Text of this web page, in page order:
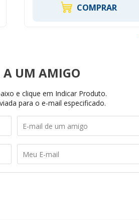
COMPRAR
e clique em Indicar Produto.
para o e-mail especificado.